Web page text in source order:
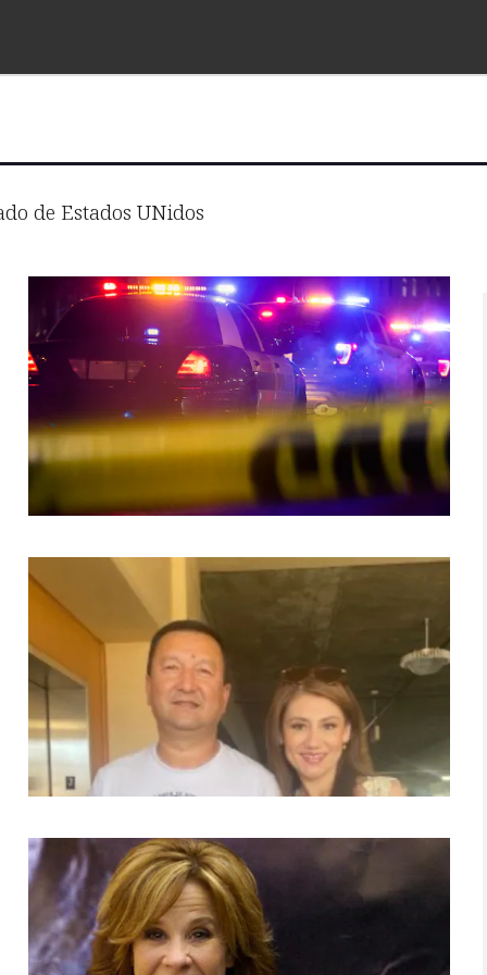
de Estados UNidos